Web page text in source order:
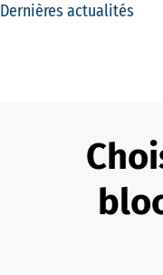
Dernières actualités